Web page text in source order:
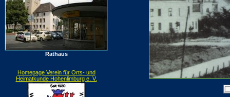
Rathaus
Homepage Verein für Orts- und
Heimatkunde Hohenlimburg e. V.